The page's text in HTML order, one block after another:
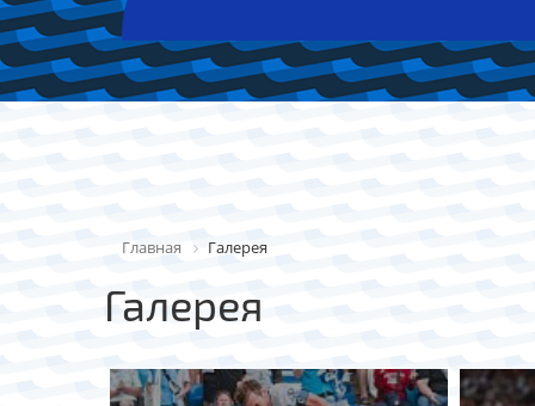
Главная Галерея
Галерея